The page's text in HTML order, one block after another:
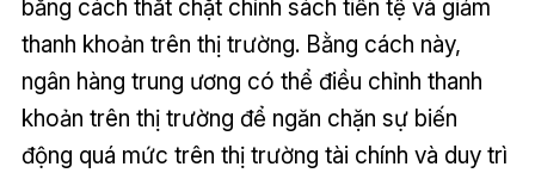
bằng cách thắt chặt chính sách tiền tệ và giảm
thanh khoản trên thị trường. Bằng cách này,
ngân hàng trung ương có thể điều chỉnh thanh
khoản trên thị trường để ngăn chặn sự biến
động quá mức trên thị trường tài chính và duy trì